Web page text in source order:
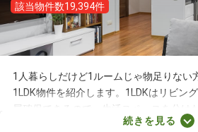
該当物件数19,394件
1人暮らしだけど1ルームじゃ物足りない
1LDK物件を紹介します。1LDKはリビン
屋確保できるので、生活スペースを分け
たLDKの物件を選べば、ゆったりとくつ
続きを見る